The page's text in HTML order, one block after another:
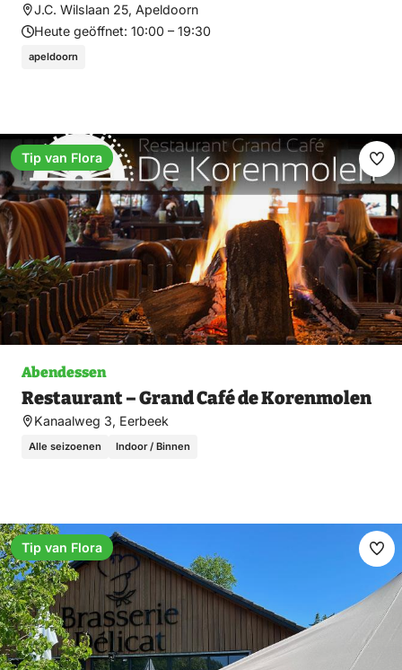
J.C. Wilslaan 25, Apeldoorn
Heute geöffnet: 10:00 – 19:30
apeldoorn
Abendessen
Restaurant – Grand Café de Korenmolen
Kanaalweg 3, Eerbeek
Alle seizoenen Indoor / Binnen
Tip van Flora
Tip van Flora